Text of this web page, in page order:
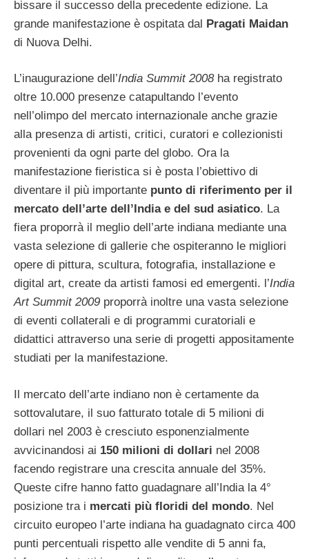
bissare il successo della precedente edizione. La
grande manifestazione è ospitata dal Pragati Maidan
di Nuova Delhi.
L’inaugurazione dell’India Summit 2008ha registrato
oltre 10.000 presenze catapultando l’evento
nell’olimpo del mercato internazionale anche grazie
alla presenza di artisti, critici, curatori e collezionisti
provenienti da ogni parte del globo. Ora la
manifestazione fieristica si è posta l’obiettivo di
diventare il più importante punto di riferimento per il
mercato dell’arte dell’India e del sud asiatico. La
fiera proporrà il meglio dell’arte indiana mediante una
vasta selezione di gallerie che ospiteranno le migliori
opere di pittura, scultura, fotografia, installazione e
digital art, create da artisti famosi ed emergenti. l’India
Art Summit 2009 proporrà inoltre una vasta selezione
di eventi collaterali e di programmi curatoriali e
didattici attraverso una serie di progetti appositamente
studiati per la manifestazione.
Il mercato dell’arte indiano non è certamente da
sottovalutare, il suo fatturato totale di 5 milioni di
dollari nel 2003 è cresciuto esponenzialmente
avvicinandosi ai 150 milioni di dollari nel 2008
facendo registrare una crescita annuale del 35%.
Queste cifre hanno fatto guadagnare all’India la 4°
posizione tra i mercati più floridi del mondo. Nel
circuito europeo l’arte indiana ha guadagnato circa 400
punti percentuali rispetto alle vendite di 5 anni fa,